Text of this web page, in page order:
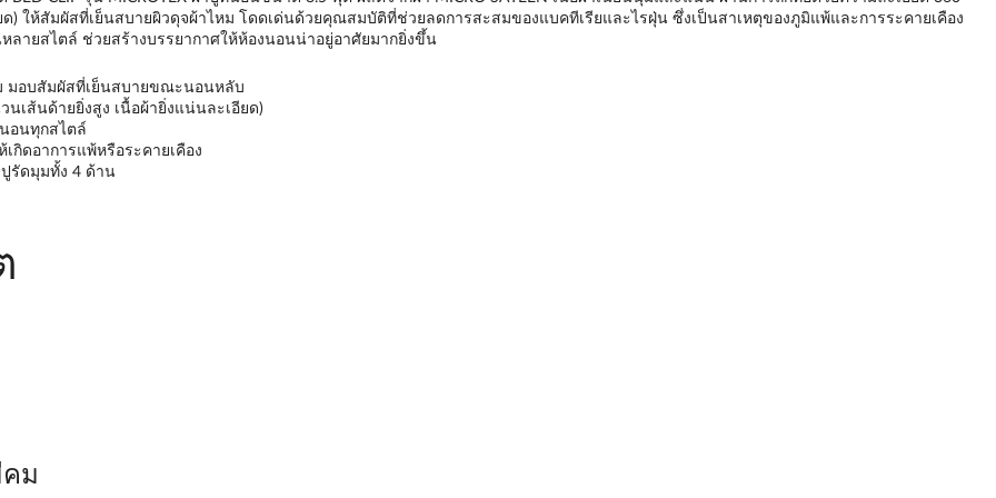
) ให้สัมผัสที่เย็นสบายผิวดุจผ้าไหม โดดเด่นด้วยคุณสมบัติที่ช่วยลดการสะสมของแบคทีเรียและไรฝุ่น ซึ่งเป็นสาเหตุของภูมิแพ้และการระคายเคือง
ายสไตล์ ช่วยสร้างบรรยากาศให้ห้องนอนน่าอยู่อาศัยมากยิ่งขึ้น
ม มอบสัมผัสที่เย็นสบายขณะนอนหลับ
เส้นด้ายยิ่งสูง เนื้อผ้ายิ่งแน่นละเอียด)
อนทุกสไตล์
กิดอาการแพ้หรือระคายเคือง
รัดมุมทั้ง 4 ด้าน
คม